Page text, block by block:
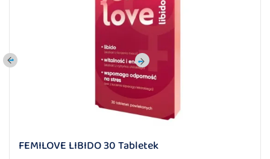
FEMILOVE LIBIDO 30 Tabletek